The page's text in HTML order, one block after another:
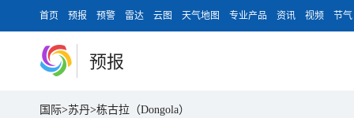
首页 预报 预警 雷达 云图 天气地图 专业产品 资讯 视频 节气
预报
国际>苏丹>栋古拉（Dongola）